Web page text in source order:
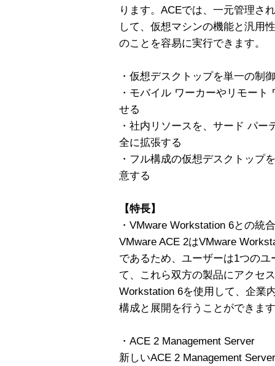
ります。ACEでは、一元管理さ
して、仮想マシンの機能と汎用
のことを容易に実行できます。
・仮想デスクトップを単一の制
・モバイル ワーカーやリモー
せる
・社内リソースを、サード パ
全に拡張する
・フル構成の仮想デスクトップ
意する
【特長】
・VMware Workstation 6との統合
VMware ACE 2はVMware
であるため、ユーザーは1つの
て、これら双方の製品にアクセ
Workstation 6を使用して、企業
構成と展開を行うことができま
・ACE 2 Management Server
新しいACE 2 Management